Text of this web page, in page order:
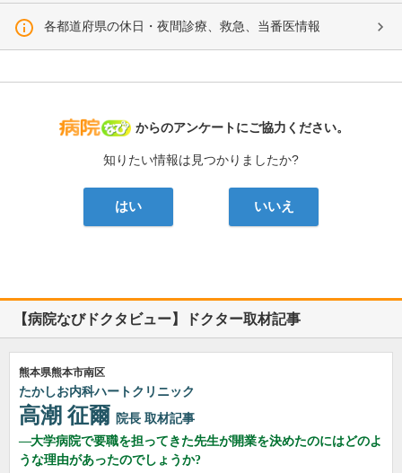
各都道府県の休日・夜間診療、救急、当番医情報
病院なび
からのアンケートにご協力ください。
知りたい情報は見つかりましたか?
はい いいえ
【病院なびドクタビュー】ドクター取材記事
熊本県熊本市南区
たかしお内科ハートクリニック
高潮 征爾 院長 取材記事
大学病院で要職を担ってきた先生が開業を決めたのにはどのよ
うな理由があったのでしょうか?